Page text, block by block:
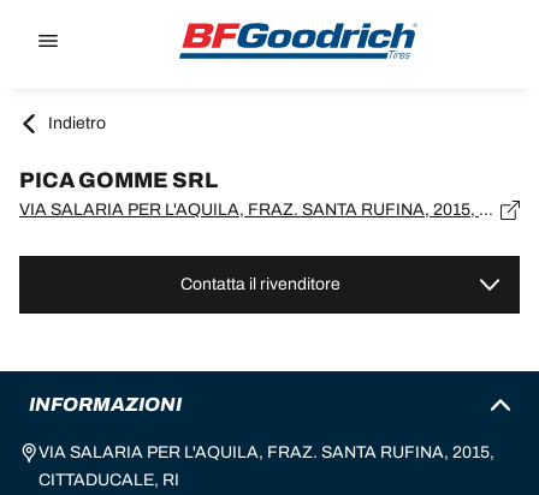
Indietro
PICA GOMME SRL
VIA SALARIA PER L'AQUILA, FRAZ. SANTA RUFINA, 2015, CITTADUCALE, RI
Contatta il rivenditore
INFORMAZIONI
VIA SALARIA PER L'AQUILA, FRAZ. SANTA RUFINA, 2015,
CITTADUCALE, RI